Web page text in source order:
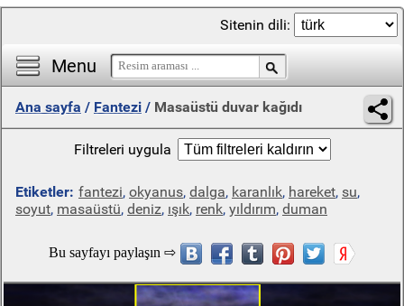
Menu
Sitenin dili:
Ana sayfa / Fantezi / Masaüstü duvar kağıdı
Filtreleri uygula
Etiketler: fantezi, okyanus, dalga, karanlık, hareket, su,
soyut, masaüstü, deniz, ışık, renk, yıldırım, duman